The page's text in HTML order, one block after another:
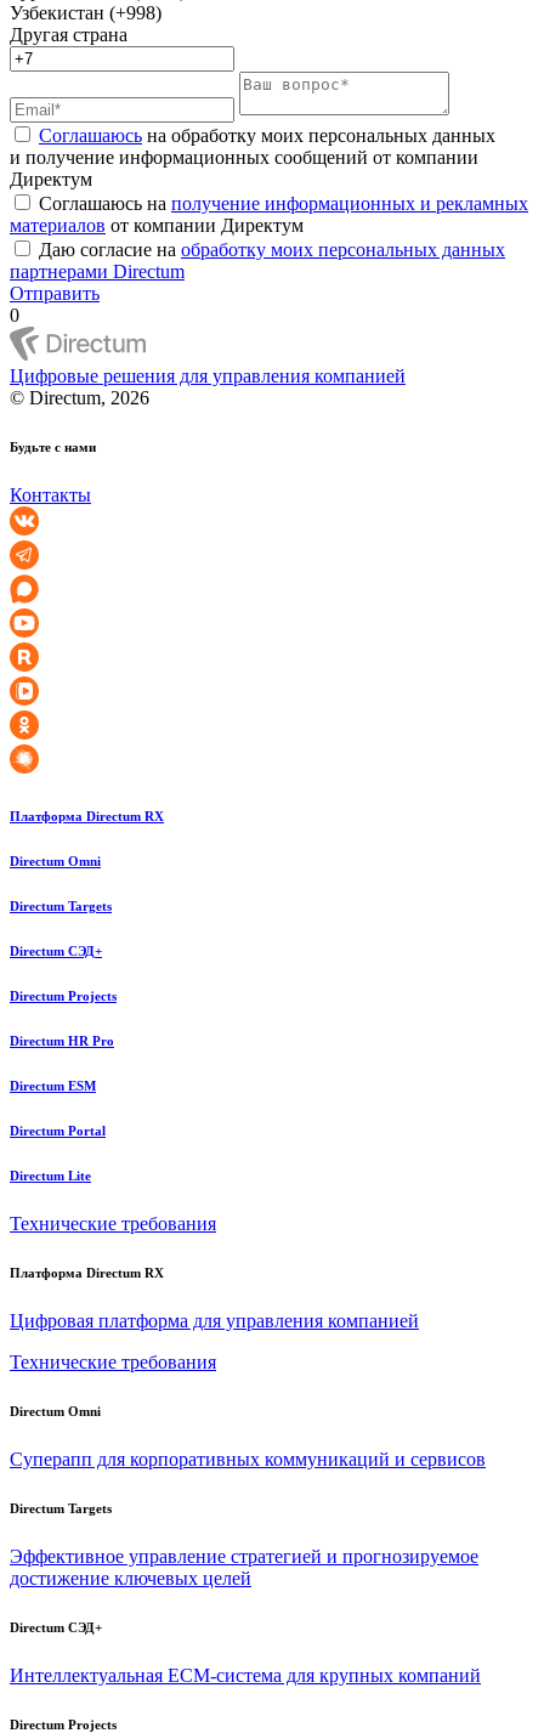
Узбекистан (+998)
Другая страна
Соглашаюсь на обработку моих персональных данных
и получение информационных сообщений от компании
Директум
Соглашаюсь на получение информационных и рекламных
материалов от компании Директум
Даю согласие на обработку моих персональных данных
партнерами Directum
Отправить
0
Цифровые решения для управления компанией
© Directum, 2026
Будьте с нами
Контакты
Платформа Directum RX
Directum Omni
Directum Targets
Directum СЭД+
Directum Projects
Directum HR Pro
Directum ESM
Directum Portal
Directum Lite
Технические требования
Платформа Directum RX
Цифровая платформа для управления компанией
Технические требования
Directum Omni
Суперапп для корпоративных коммуникаций и сервисов
Directum Targets
Эффективное управление стратегией и прогнозируемое
достижение ключевых целей
Directum СЭД+
Интеллектуальная ECM-система для крупных компаний
Directum Projects